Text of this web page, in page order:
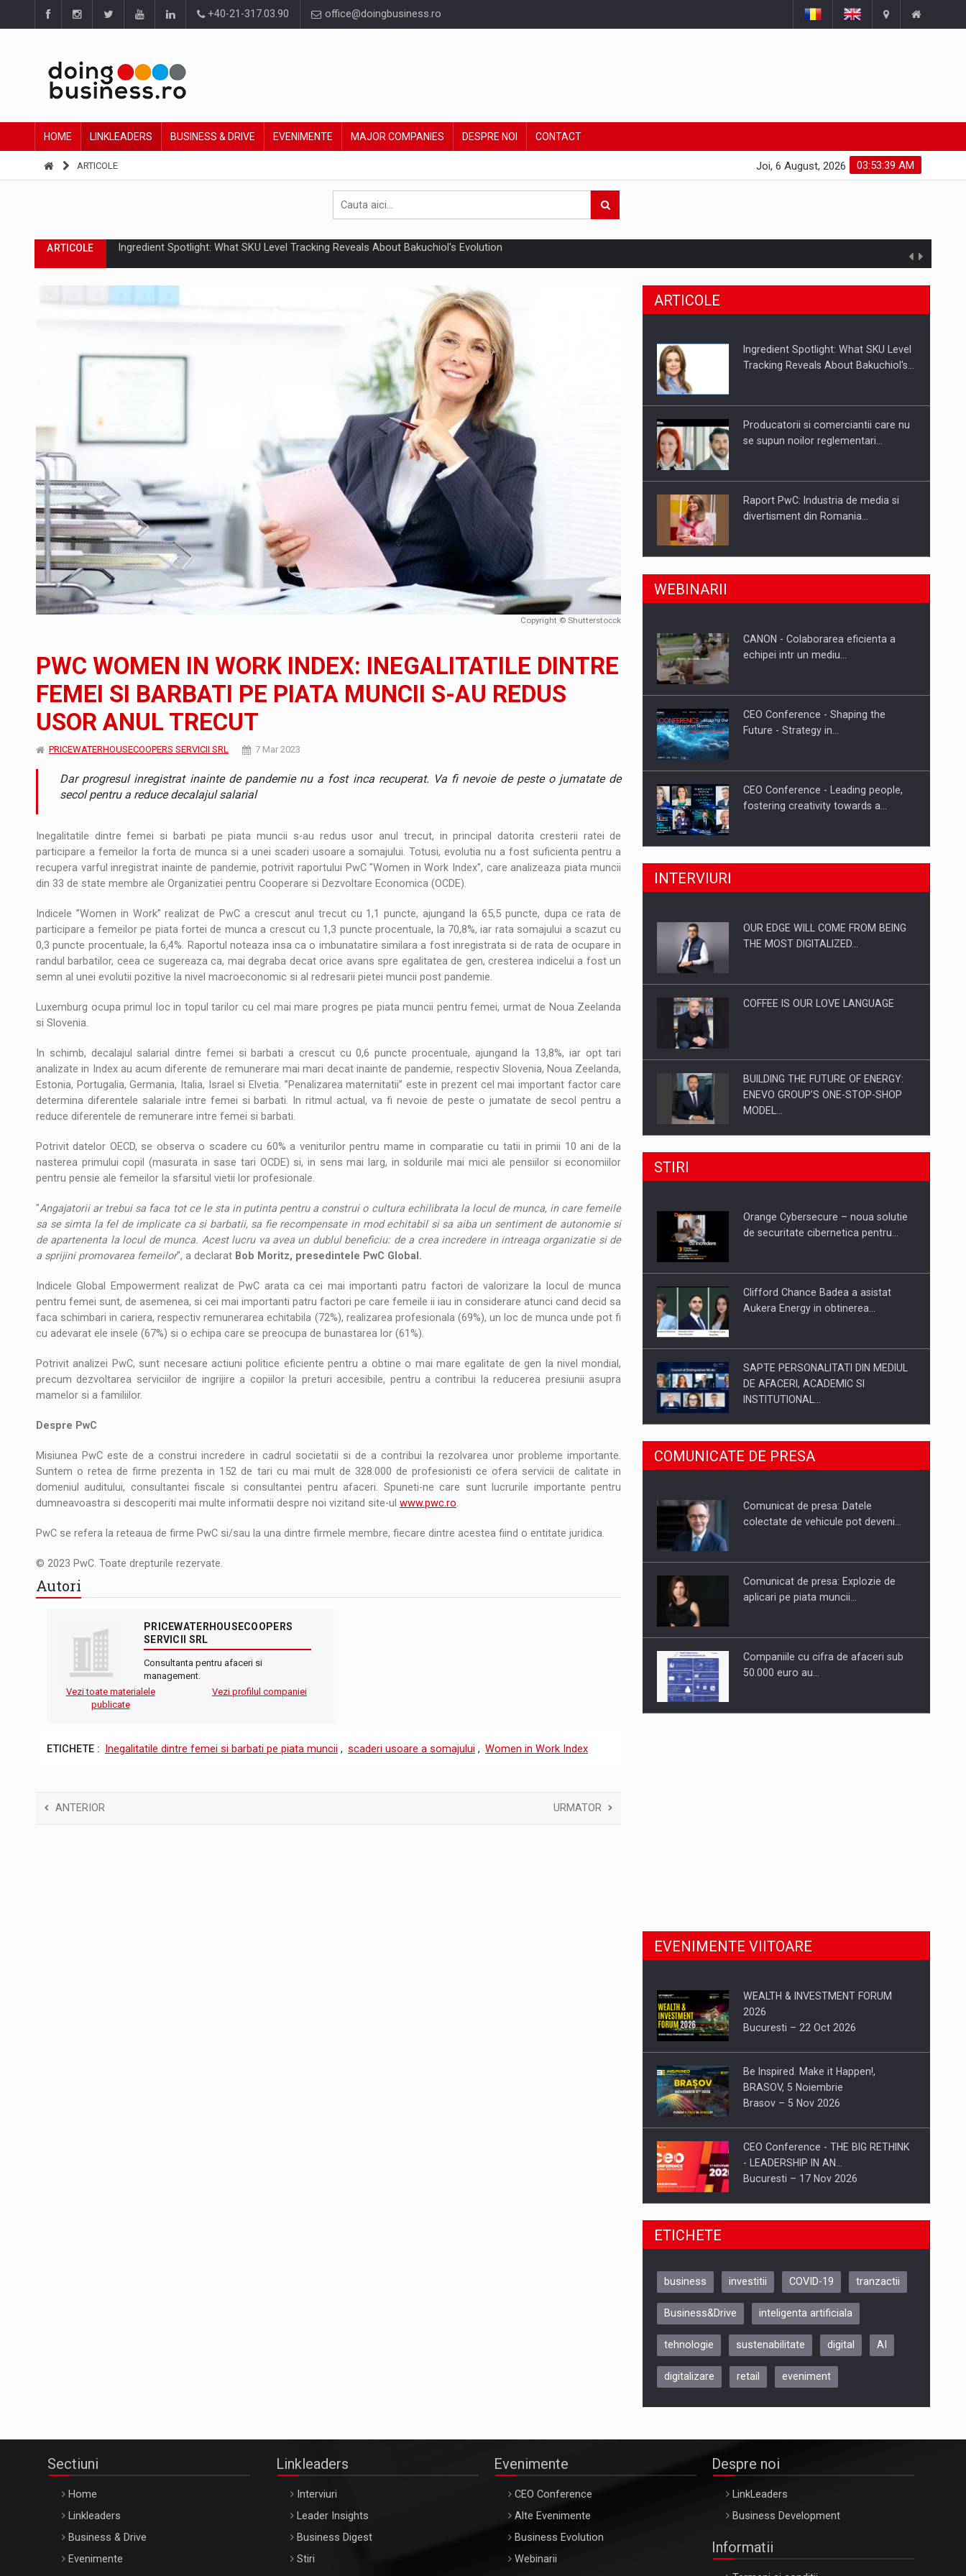
+40-21-317.03.90 office@doingbusiness.ro
HOME LINKLEADERS BUSINESS & DRIVE EVENIMENTE MAJOR COMPANIES DESPRE NOI CONTACT
ARTICOLE 03:53:40 AM
Joi, 6 August, 2026
ARTICOLE Producatorii si comerciantii care nu se supun noilor reglementari UE privind ambalajele pot risca retragerea produselor din piata
ARTICOLE Raport PwC: Industria de media si divertisment din Romania va ajunge la 5,22 miliarde euro in acest an, sustinuta de segmentele digitale
Ce nu stiu Directorii de HR despre performanta echipelor in criza
INTERVIURI LEADERSHIP IN MISCARE
INTERVIURI PUTTING ROMANIAN CORPORATE COMPANIES ON THE INTERNATIONAL BUSINESS SCENE
INTERVIURI OUR EDGE WILL COME FROM BEING THE MOST DIGITALIZED WHOLESALER IN ROMANIA
INTERVIURI COFFEE IS OUR LOVE LANGUAGE
STIRI Fondul de investitii BoldMind si echipa de management a Pall-Ex, liderul pietei de transport paletizat din Romania, preiau compania intr-o tranzactie de peste 25…
STIRI RANGE ROVER DEZVALUIE AL CINCILEA MEMBRU AL FAMILIEI: RANGE ROVER GT
STIRI Noul Mercedes-Benz VLE este acum disponibil pentru comanda intr-o gama extinsa de variante atragatoare
STIRI JAECOO 5 SHS-H a ajuns in Romania
ARTICOLE Cum invatam sa spunem nu intr-o cultura care pedepseste granitele?
ARTICOLE Ingredient Spotlight: What SKU Level Tracking Reveals About Bakuchiol's Evolution
Copyright © Shutterstocck
PWC WOMEN IN WORK INDEX: INEGALITATILE DINTRE
FEMEI SI BARBATI PE PIATA MUNCII S-AU REDUS
USOR ANUL TRECUT
PRICEWATERHOUSECOOPERS SERVICII SRL 7 Mar 2023
Dar progresul inregistrat inainte de pandemie nu a fost inca recuperat. Va fi nevoie de peste o jumatate de
secol pentru a reduce decalajul salarial
Inegalitatile dintre femei si barbati pe piata muncii s-au redus usor anul trecut, in principal datorita cresterii ratei de
participare a femeilor la forta de munca si a unei scaderi usoare a somajului. Totusi, evolutia nu a fost suficienta pentru a
recupera varful inregistrat inainte de pandemie, potrivit raportului PwC "Women in Work Index", care analizeaza piata muncii
din 33 de state membre ale Organizatiei pentru Cooperare si Dezvoltare Economica (OCDE).
Indicele ”Women in Work” realizat de PwC a crescut anul trecut cu 1,1 puncte, ajungand la 65,5 puncte, dupa ce rata de
participare a femeilor pe piata fortei de munca a crescut cu 1,3 puncte procentuale, la 70,8%, iar rata somajului a scazut cu
0,3 puncte procentuale, la 6,4%. Raportul noteaza insa ca o imbunatatire similara a fost inregistrata si de rata de ocupare in
randul barbatilor, ceea ce sugereaza ca, mai degraba decat orice avans spre egalitatea de gen, cresterea indicelui a fost un
semn al unei evolutii pozitive la nivel macroeconomic si al redresarii pietei muncii post pandemie.
Luxemburg ocupa primul loc in topul tarilor cu cel mai mare progres pe piata muncii pentru femei, urmat de Noua Zeelanda
si Slovenia.
In schimb, decalajul salarial dintre femei si barbati a crescut cu 0,6 puncte procentuale, ajungand la 13,8%, iar opt tari
analizate in Index au acum diferente de remunerare mai mari decat inainte de pandemie, respectiv Slovenia, Noua Zeelanda,
Estonia, Portugalia, Germania, Italia, Israel si Elvetia. ”Penalizarea maternitatii” este in prezent cel mai important factor care
determina diferentele salariale intre femei si barbati. In ritmul actual, va fi nevoie de peste o jumatate de secol pentru a
reduce diferentele de remunerare intre femei si barbati.
Potrivit datelor OECD, se observa o scadere cu 60% a veniturilor pentru mame in comparatie cu tatii in primii 10 ani de la
nasterea primului copil (masurata in sase tari OCDE) si, in sens mai larg, in soldurile mai mici ale pensiilor si economiilor
pentru pensie ale femeilor la sfarsitul vietii lor profesionale.
"Angajatorii ar trebui sa faca tot ce le sta in putinta pentru a construi o cultura echilibrata la locul de munca, in care femeile
sa se simta la fel de implicate ca si barbatii, sa fie recompensate in mod echitabil si sa aiba un sentiment de autonomie si
de apartenenta la locul de munca. Acest lucru va avea un dublul beneficiu: de a crea incredere in intreaga organizatie si de
a sprijini promovarea femeilor", a declarat Bob Moritz, presedintele PwC Global.
Indicele Global Empowerment realizat de PwC arata ca cei mai importanti patru factori de valorizare la locul de munca
pentru femei sunt, de asemenea, si cei mai importanti patru factori pe care femeile ii iau in considerare atunci cand decid sa
faca schimbari in cariera, respectiv remunerarea echitabila (72%), realizarea profesionala (69%), un loc de munca unde pot fi
cu adevarat ele insele (67%) si o echipa care se preocupa de bunastarea lor (61%).
Potrivit analizei PwC, sunt necesare actiuni politice eficiente pentru a obtine o mai mare egalitate de gen la nivel mondial,
precum dezvoltarea serviciilor de ingrijire a copiilor la preturi accesibile, pentru a contribui la reducerea presiunii asupra
mamelor si a familiilor.
Despre PwC
Misiunea PwC este de a construi incredere in cadrul societatii si de a contribui la rezolvarea unor probleme importante.
Suntem o retea de firme prezenta in 152 de tari cu mai mult de 328.000 de profesionisti ce ofera servicii de calitate in
domeniul auditului, consultantei fiscale si consultantei pentru afaceri. Spuneti-ne care sunt lucrurile importante pentru
dumneavoastra si descoperiti mai multe informatii despre noi vizitand site-ul www.pwc.ro.
PwC se refera la reteaua de firme PwC si/sau la una dintre firmele membre, fiecare dintre acestea fiind o entitate juridica.
© 2023 PwC. Toate drepturile rezervate.
Autori
PRICEWATERHOUSECOOPERS
SERVICII SRL
Consultanta pentru afaceri si
management.
Vezi toate materialele
publicate
Vezi profilul companiei
ETICHETE : Inegalitatile dintre femei si barbati pe piata muncii , scaderi usoare a somajului , Women in Work Index
ANTERIOR URMATOR
ARTICOLE
Ingredient Spotlight: What SKU Level
Tracking Reveals About Bakuchiol's…
Producatorii si comerciantii care nu
se supun noilor reglementari…
Raport PwC: Industria de media si
divertisment din Romania…
Ce nu stiu Directorii de HR despre
Cum invatam sa spunem nu intr-o
WEBINARII
CANON - Colaborarea eficienta a
echipei intr un mediu…
CEO Conference - Shaping the
Future - Strategy in…
CEO Conference - Leading people,
fostering creativity towards a…
CEO Conference - Shaping The
Webinar - Business Evolution-
INTERVIURI
OUR EDGE WILL COME FROM BEING
THE MOST DIGITALIZED…
COFFEE IS OUR LOVE LANGUAGE
BUILDING THE FUTURE OF ENERGY:
ENEVO GROUP’S ONE-STOP-SHOP
MODEL…
ROOTED IN ROMANIA, BUILT TO
PUTTING ROMANIAN CORPORATE
STIRI
Orange Cybersecure – noua solutie
de securitate cibernetica pentru…
Clifford Chance Badea a asistat
Aukera Energy in obtinerea…
SAPTE PERSONALITATI DIN MEDIUL
DE AFACERI, ACADEMIC SI
INSTITUTIONAL…
SYCLEF isi consolideaza prezenta in
Romania printr-o a doua…
Fondul de investitii BoldMind si
COMUNICATE DE PRESA
Comunicat de presa: Datele
colectate de vehicule pot deveni…
Comunicat de presa: Explozie de
aplicari pe piata muncii…
Companiile cu cifra de afaceri sub
50.000 euro au…
EVENIMENTE VIITOARE
WEALTH & INVESTMENT FORUM
2026
Bucuresti – 22 Oct 2026
Be Inspired. Make it Happen!,
BRASOV, 5 Noiembrie
Brasov – 5 Nov 2026
CEO Conference - THE BIG RETHINK
- LEADERSHIP IN AN…
Bucuresti – 17 Nov 2026
Be Inspired. Make it Happen!, CLUJ, 9
ARTEMIS LETO, ORADEA, 8
Oradea – 8 Oct 2026
ETICHETE
business investitii COVID-19 tranzactii
Business&Drive inteligenta artificiala
tehnologie sustenabilitate digital AI
digitalizare retail eveniment
Sectiuni
Home
Linkleaders
Business & Drive
Evenimente
Linkleaders
Interviuri
Leader Insights
Business Digest
Stiri
Evenimente
CEO Conference
Alte Evenimente
Business Evolution
Webinarii
Despre noi
LinkLeaders
Business Development
Informatii